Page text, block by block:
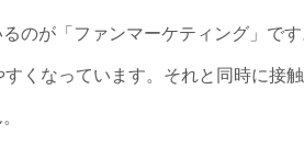
のが「ファンマーケティング」です
くなっています。それと同時に接